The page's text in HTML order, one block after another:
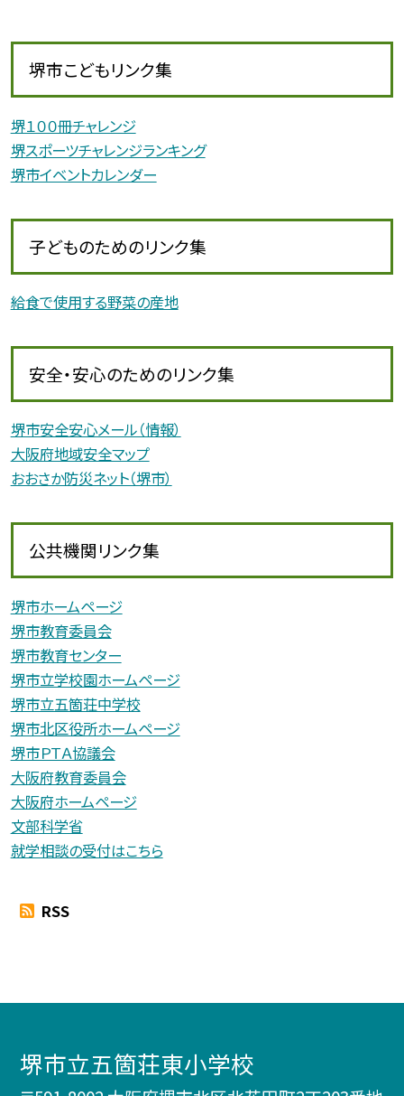
堺市こどもリンク集
堺１００冊チャレンジ
堺スポーツチャレンジランキング
堺市イベントカレンダー
子どものためのリンク集
給食で使用する野菜の産地
安全・安心のためのリンク集
堺市安全安心メール（情報）
大阪府地域安全マップ
おおさか防災ネット（堺市）
公共機関リンク集
堺市ホームページ
堺市教育委員会
堺市教育センター
堺市立学校園ホームページ
堺市立五箇荘中学校
堺市北区役所ホームページ
堺市ＰＴＡ協議会
大阪府教育委員会
大阪府ホームページ
文部科学省
就学相談の受付はこちら
RSS
堺市立五箇荘東小学校